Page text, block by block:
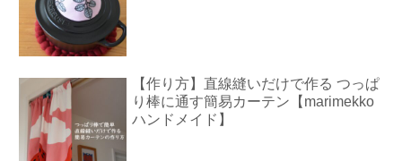
【作り方】直線縫いだけで作る つっぱ
り棒に通す簡易カーテン【marimekko
ハンドメイド】